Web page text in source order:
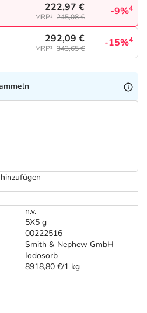
n.v.
5X5 g
00222516
Smith & Nephew GmbH
Iodosorb
8918,80 €/1 kg
222,97 €
MRP² 245,08 € -9%4
292,09 €
MRP² 343,65 € -15%4